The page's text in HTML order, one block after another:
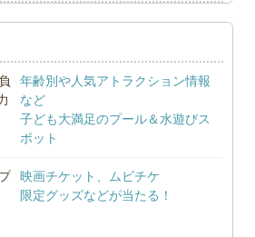
年齢別や人気アトラクション情報
など
子ども大満足のプール＆水遊びス
ポット
映画チケット、ムビチケ
限定グッズなどが当たる！